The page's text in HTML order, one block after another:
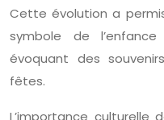
Cette évolution a
symbole de
évoquant des
fêtes.
L’importance culturelle